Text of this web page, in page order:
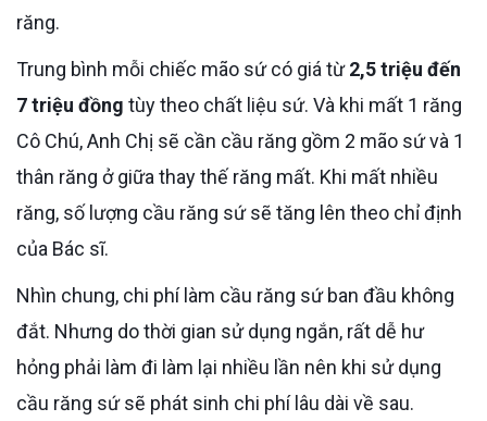
răng.
Trung bình mỗi chiếc mão sứ có giá từ2,5 triệu đến
7 triệu đồng tùy theo chất liệu sứ. Và khi mất 1 răng
Cô Chú, Anh Chị sẽ cần cầu răng gồm 2 mão sứ và 1
thân răng ở giữa thay thế răng mất. Khi mất nhiều
răng, số lượng cầu răng sứ sẽ tăng lên theo chỉ định
của Bác sĩ.
Nhìn chung, chi phí làm cầu răng sứ ban đầu không
đắt. Nhưng do thời gian sử dụng ngắn, rất dễ hư
hỏng phải làm đi làm lại nhiều lần nên khi sử dụng
cầu răng sứ sẽ phát sinh chi phí lâu dài về sau.